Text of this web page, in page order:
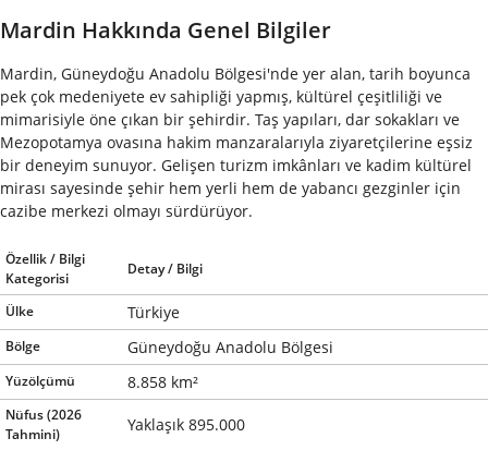
Mardin Hakkında Genel Bilgiler
Mardin, Güneydoğu Anadolu Bölgesi'nde yer alan, tarih boyunca
pek çok medeniyete ev sahipliği yapmış, kültürel çeşitliliği ve
mimarisiyle öne çıkan bir şehirdir. Taş yapıları, dar sokakları ve
Mezopotamya ovasına hakim manzaralarıyla ziyaretçilerine eşsiz
bir deneyim sunuyor. Gelişen turizm imkânları ve kadim kültürel
mirası sayesinde şehir hem yerli hem de yabancı gezginler için
cazibe merkezi olmayı sürdürüyor.
Özellik / Bilgi
Kategorisi
Detay / Bilgi
Ülke Türkiye
Bölge Güneydoğu Anadolu Bölgesi
Yüzölçümü 8.858 km²
Nüfus (2026
Tahmini)
Yaklaşık 895.000